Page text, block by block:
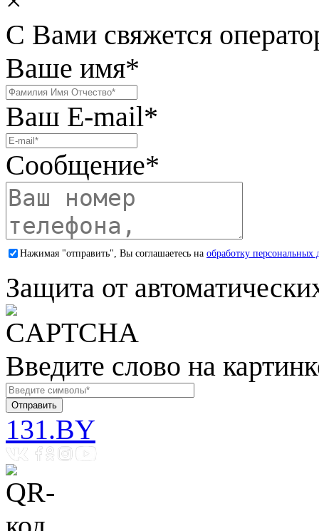
С Вами свяжется
Ваше имя*
Ваш E-mail*
Сообщение*
Нажимая "отправить", Вы соглашаетесь на обработку персональных
Защита от
Введите слово на
131.BY